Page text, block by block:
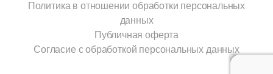
Политика в отношении обработки персональных
данных
Публичная оферта
Согласие с обработкой персональных данных